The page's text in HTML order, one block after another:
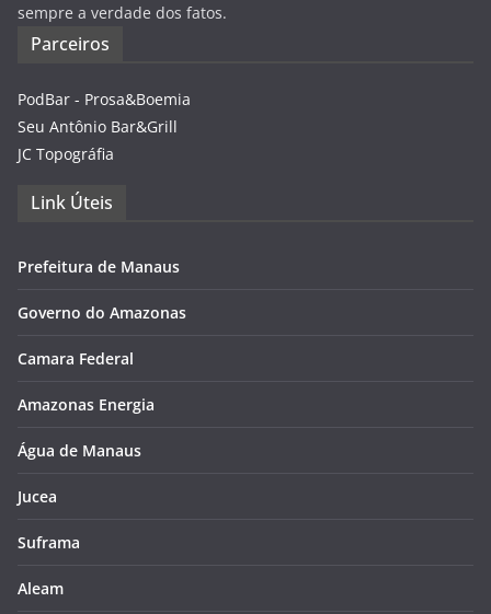
sempre a verdade dos fatos.
Parceiros
PodBar - Prosa&Boemia
Seu Antônio Bar&Grill
JC Topográfia
Link Úteis
Prefeitura de Manaus
Governo do Amazonas
Camara Federal
Amazonas Energia
Água de Manaus
Jucea
Suframa
Aleam